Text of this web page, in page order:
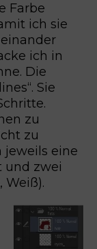
Farbe
ich sie
ich in
Die
Sie
zu
zu
jeweils eine
und zwei
Weiß).